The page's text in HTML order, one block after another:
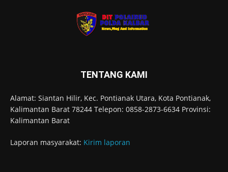
TENTANG KAMI
Alamat: Siantan Hilir, Kec. Pontianak Utara, Kota Pontianak,
Kalimantan Barat 78244 Telepon: 0858-2873-6634 Provinsi:
Kalimantan Barat
Laporan masyarakat: Kirim laporan